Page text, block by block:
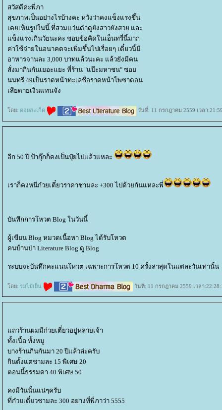
สวัสดีค่ะพี่ภา
สุขภาพเป็นอย่างไรบ้างคะ หวังว่าคงแข็งแรงขึ้น
เคยเห็นรูปในนี้ ที่สวมแว่นดำดูยังสาวยังสวย และ
ข็งแรงเกินวัยนะคะ ชอบข้อคิดในเอ็นทรี่นี้มาก
ค่าใช้จ่ายในอนาคตจะเพิ่มขึ้นไปเรื่อยๆ เดี๋ยวนี้มี
อาหารจานละ 3,000 บาทแล้วนะคะ แล้วยังมีคน
สั่งมากินกันเยอะแยะ ที่ร้าน "แป๊ะมหาชน" ซอ
นนทรี 49เป็นราดหน้าทะเลชื่อราดหน้าโพซาดอน
เสียดายเงินแทนจัง
ดย: ดอยสะเก็ด วันที่: 11 กรกฎาคม 2559 เวลา
อีก 50 ปี ป้ากุ๊กก็คงเป็นปุ๋ยไปแล้วแหละ
เราก็คงหนีก๋วยเตี๋ยวราคาชามละ +300 ไปด้วยกันแหละพี่
บันทึกการโหวต Blog ในวันนี้
ผู้เขียน Blog หมวดเนื้อหา Blog ได้รับโหวต
คนบ้านป่า Literature Blog ดู Blog
ระบบจะบันทึกคะแนนโหวต เฉพาะการโหวต 10 ครั้งล่าสุดในแต่ละวันเท่านั้น
ดย: ร่มไม้เย็น วันที่: 11 กรกฎาคม 2559 เวลา
ถวร้านผมมีก๋วยเตี๋ยวอยู่หลายเจ้า
ทั้งเนื้อ ทั้งหมู
บางร้านกินกันมา 20 ปีแล้วล่ะครับ
กินตั้งแต่ชามละ 15 พิเศษ 20
ตอนนี้ธรรมดา 40 พิเศษ 50
คงมีวันนั้นแน่ๆครับ
ที่ก๋วยเตี๋ยวชามละ 300 อย่างที่พี่ภาว่า 5555